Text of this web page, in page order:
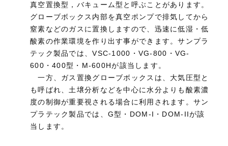
真空置換型，バキューム型と呼ぶことがあります。
グローブボックス内部を真空ポンプで排気してから
窒素などのガスに置換しますので、迅速に低湿・低
酸素の作業環境を作り出す事ができます。サンプラ
テック製品では、VSC-1000・VG-800・VG-
600・400型・M-600Hが該当します。
一方、ガス置換グローブボックスは、大気圧型と
も呼ばれ、土壌分析などを中心に水分よりも酸素濃
度の制御が重要視される場合に利用されます。サン
プラテック製品では、G型・DOM-I・DOM-IIが該
当します。